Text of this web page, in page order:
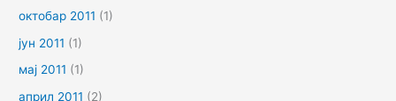
октобар 2011 (1)
јун 2011 (1)
мај 2011 (1)
април 2011 (2)